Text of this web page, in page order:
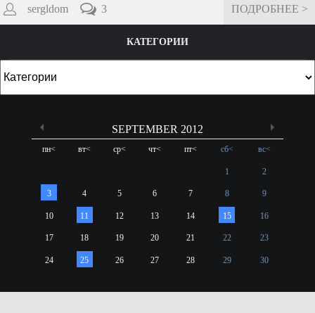
sergldom ПОДРОБНЕЕ >
3
КАТЕГОРИИ
пн< вт< ср< чт< пт< сб< вс<
1 2
3 4 5 6 7 8 9
10 11 12 13 14 15 16
17 18 19 20 21 22 23
24 25 26 27 28 29 30
SEPTEMBER 2012